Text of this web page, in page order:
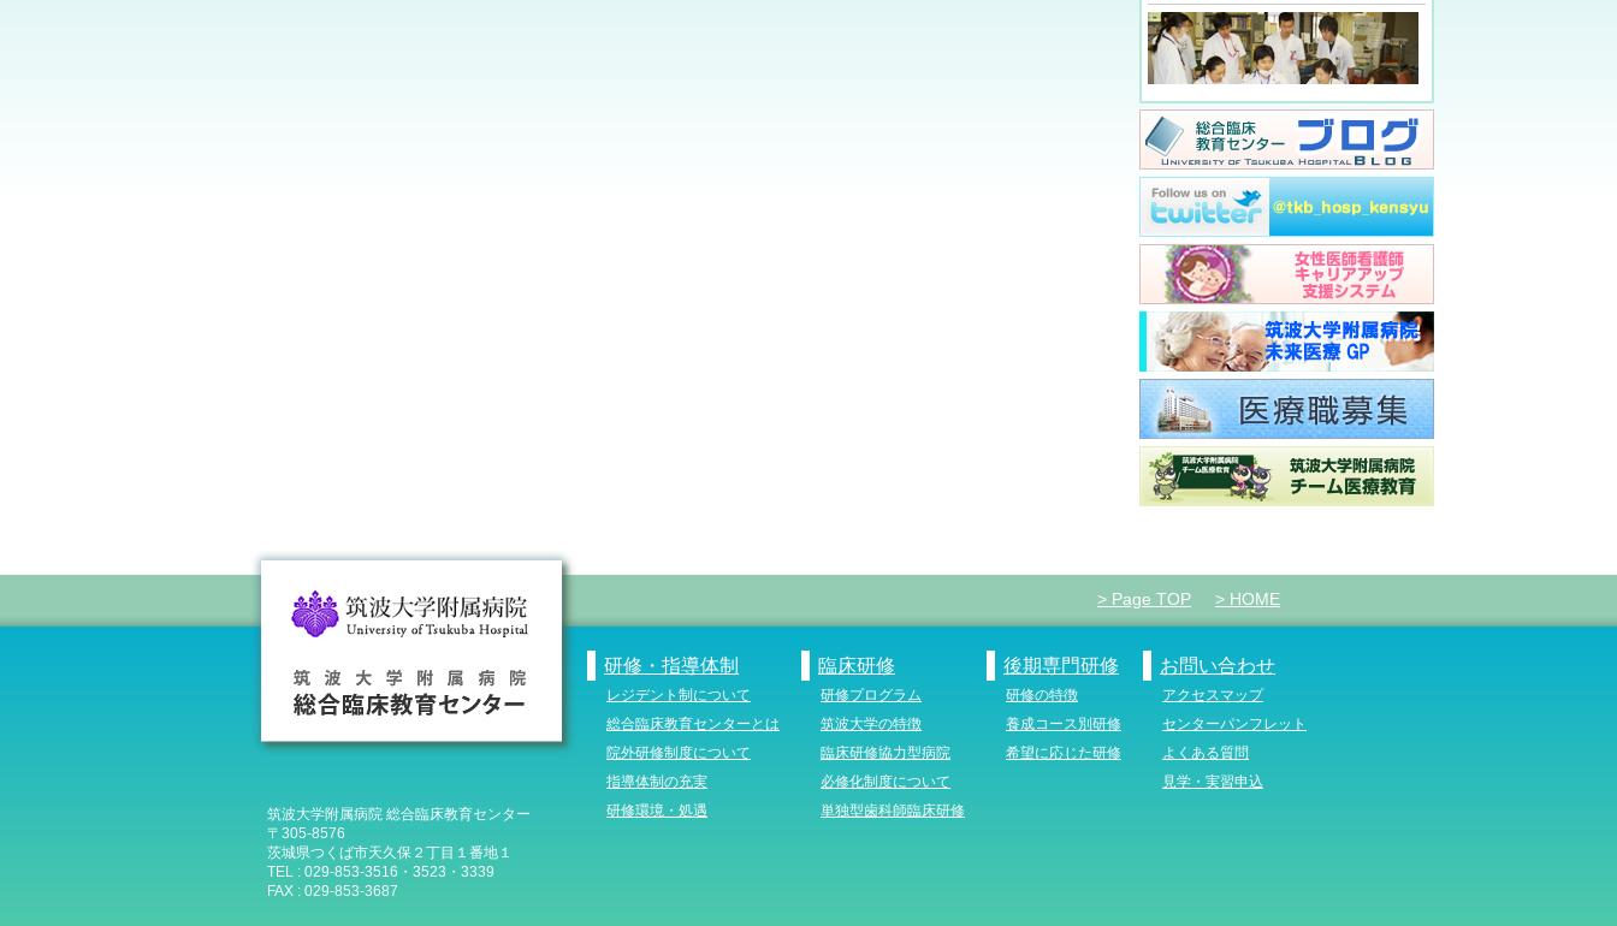
筑波大学附属病院 総合臨床教育センター
〒305-8576
茨城県つくば市天久保２丁目１番地１
TEL : 029-853-3516・3523・3339
FAX : 029-853-3687
> Page TOP > HOME
研修・指導体制
レジデント制について
総合臨床教育センターとは
院外研修制度について
指導体制の充実
研修環境・処遇
臨床研修
研修プログラム
筑波大学の特徴
臨床研修協力型病院
必修化制度について
単独型歯科師臨床研修
後期専門研修
研修の特徴
養成コース別研修
希望に応じた研修
お問い合わせ
アクセスマップ
センターパンフレット
よくある質問
見学・実習申込